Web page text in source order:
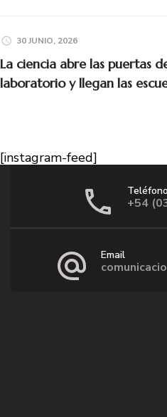
30 JUNIO, 2026
La ciencia abre las puertas
laboratorio y llegan las
[instagram-feed]
Teléfono
+54
Email